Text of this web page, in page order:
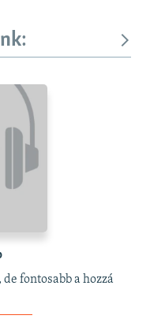
fontosabb a hozzá